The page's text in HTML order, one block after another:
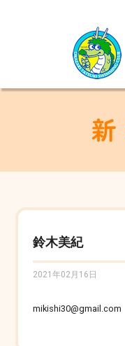
鈴木美紀
2021年02月16日
mikishi30@gmail.com